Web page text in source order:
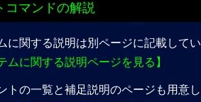
コマンドの解説
に関する説明は別ページに記載して
ムに関する説明ページを見る】
トの一覧と補足説明のページも用意